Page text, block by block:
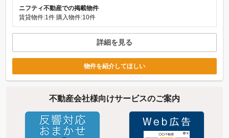
ニフティ不動産での掲載物件
賃貸物件:1件 購入物件:10件
詳細を見る
物件を紹介してほしい
不動産会社様向けサービスのご案内